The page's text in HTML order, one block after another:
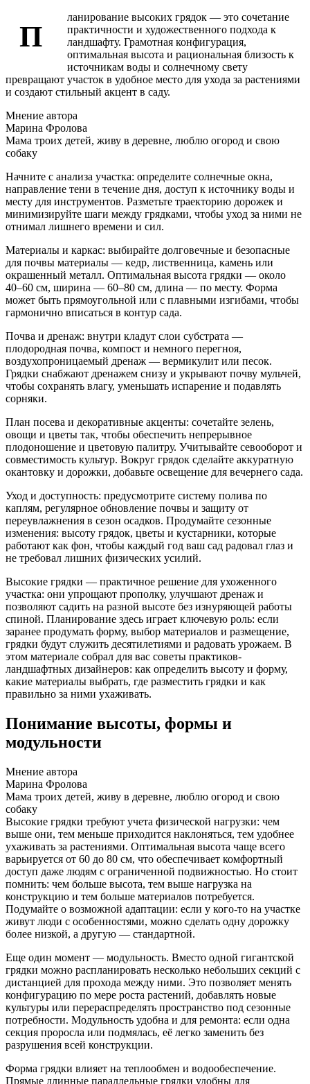
П
ланирование высоких грядок — это сочетание
практичности и художественного подхода к
ландшафту. Грамотная конфигурация,
оптимальная высота и рациональная близость к
источникам воды и солнечному свету
превращают участок в удобное место для ухода за растениями
и создают стильный акцент в саду.
Мнение автора
Марина Фролова
Мама троих детей, живу в деревне, люблю огород и свою
собаку
Начните с анализа участка: определите солнечные окна,
направление тени в течение дня, доступ к источнику воды и
месту для инструментов. Разметьте траекторию дорожек и
минимизируйте шаги между грядками, чтобы уход за ними не
отнимал лишнего времени и сил.
Материалы и каркас: выбирайте долговечные и безопасные
для почвы материалы — кедр, лиственница, камень или
окрашенный металл. Оптимальная высота грядки — около
40–60 см, ширина — 60–80 см, длина — по месту. Форма
может быть прямоугольной или с плавными изгибами, чтобы
гармонично вписаться в контур сада.
Почва и дренаж: внутри кладут слои субстрата —
плодородная почва, компост и немного перегноя,
воздухопроницаемый дренаж — вермикулит или песок.
Грядки снабжают дренажем снизу и укрывают почву мульчей,
чтобы сохранять влагу, уменьшать испарение и подавлять
сорняки.
План посева и декоративные акценты: сочетайте зелень,
овощи и цветы так, чтобы обеспечить непрерывное
плодоношение и цветовую палитру. Учитывайте севооборот и
совместимость культур. Вокруг грядок сделайте аккуратную
окантовку и дорожки, добавьте освещение для вечернего сада.
Уход и доступность: предусмотрите систему полива по
каплям, регулярное обновление почвы и защиту от
переувлажнения в сезон осадков. Продумайте сезонные
изменения: высоту грядок, цветы и кустарники, которые
работают как фон, чтобы каждый год ваш сад радовал глаз и
не требовал лишних физических усилий.
Высокие грядки — практичное решение для ухоженного
участка: они упрощают прополку, улучшают дренаж и
позволяют садить на разной высоте без изнуряющей работы
спиной. Планирование здесь играет ключевую роль: если
заранее продумать форму, выбор материалов и размещение,
грядки будут служить десятилетиями и радовать урожаем. В
этом материале собрал для вас советы практиков-
ландшафтных дизайнеров: как определить высоту и форму,
какие материалы выбрать, где разместить грядки и как
правильно за ними ухаживать.
Понимание высоты, формы и
модульности
Мнение автора
Марина Фролова
Мама троих детей, живу в деревне, люблю огород и свою
собаку
Высокие грядки требуют учета физической нагрузки: чем
выше они, тем меньше приходится наклоняться, тем удобнее
ухаживать за растениями. Оптимальная высота чаще всего
варьируется от 60 до 80 см, что обеспечивает комфортный
доступ даже людям с ограниченной подвижностью. Но стоит
помнить: чем больше высота, тем выше нагрузка на
конструкцию и тем больше материалов потребуется.
Подумайте о возможной адаптации: если у кого-то на участке
живут люди с особенностями, можно сделать одну дорожку
более низкой, а другую — стандартной.
Еще один момент — модульность. Вместо одной гигантской
грядки можно распланировать несколько небольших секций с
дистанцией для прохода между ними. Это позволяет менять
конфигурацию по мере роста растений, добавлять новые
культуры или перераспределять пространство под сезонные
потребности. Модульность удобна и для ремонта: если одна
секция проросла или подмялась, её легко заменить без
разрушения всей конструкции.
Форма грядки влияет на теплообмен и водообеспечение.
Прямые длинные параллельные грядки удобны для